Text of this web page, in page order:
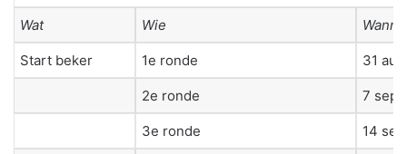
Wat Wie
Start beker 1e ronde 31
2e ronde 7
3e ronde 14